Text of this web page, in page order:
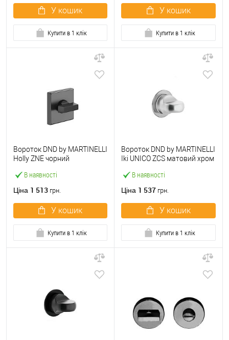
У кошик
Купити в 1 клік
У кошик
Купити в 1 клік
В наявності
Вороток DND by MARTINELLI
Holly ZNE чорний
Ціна 1 513 грн.
У кошик
Купити в 1 клік
В наявності
Вороток DND by MARTINELLI
Iki UNICO ZCS матовий хром
Ціна 1 537 грн.
У кошик
Купити в 1 клік